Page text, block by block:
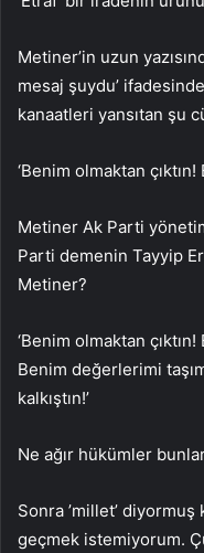
Metiner’in uzun
mesaj şuydu’
kanaatleri yansıtan şu
‘Benim olmaktan
Metiner Ak Parti
Parti demenin Tayyip
Metiner?
‘Benim olmaktan
Benim değerlerimi
kalkıştın!’
Ne ağır hükümler
Sonra ’millet’ diyormuş
geçmek istemiyorum.